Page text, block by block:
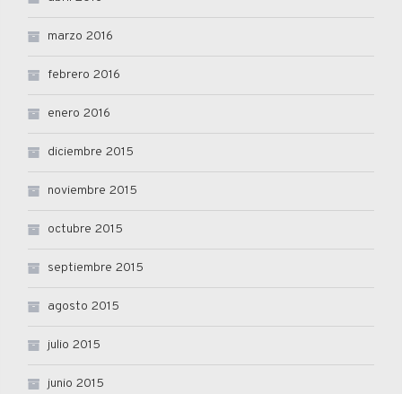
marzo 2016
febrero 2016
enero 2016
diciembre 2015
noviembre 2015
octubre 2015
septiembre 2015
agosto 2015
julio 2015
junio 2015